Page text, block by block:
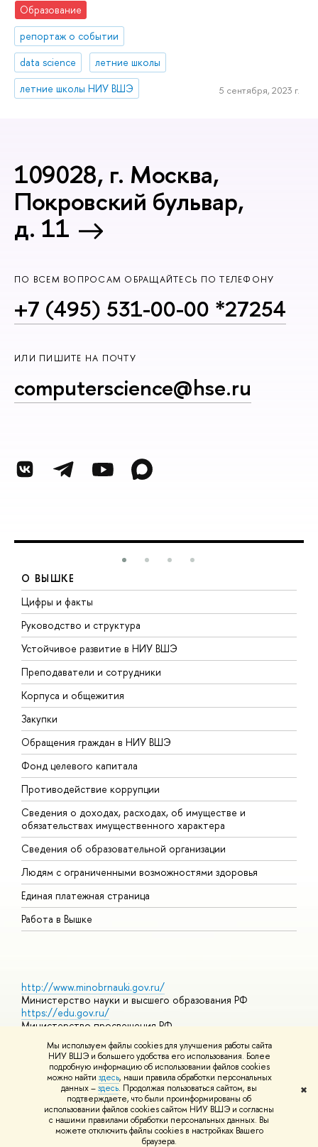
Мы используем файлы cookies для улучшения работы сайта
НИУ ВШЭ и большего удобства его использования. Более
подробную информацию об использовании файлов cookies
можно найти здесь, наши правила обработки персональных
данных –здесь. Продолжая пользоваться сайтом, вы
подтверждаете, что были проинформированы об
использовании файлов cookies сайтом НИУ ВШЭ и согласны
с нашими правилами обработки персональных данных. Вы
можете отключить файлы cookies в настройках Вашего
браузера.
✖
Образование
репортаж о событии
data science
летние школы
летние школы НИУ ВШЭ
5 сентября, 2023 г.
109028, г. Москва,
Покровский бульвар,
д. 11
ПО ВСЕМ ВОПРОСАМ ОБРАЩАЙТЕСЬ ПО ТЕЛЕФОНУ
+7 (495) 531-00-00 *27254
ИЛИ ПИШИТЕ НА ПОЧТУ
computerscience@hse.ru
О ВЫШКЕ
Цифры и факты
Руководство и структура
Устойчивое развитие в НИУ ВШЭ
Преподаватели и сотрудники
Корпуса и общежития
Закупки
Обращения граждан в НИУ ВШЭ
Фонд целевого капитала
Противодействие коррупции
Сведения о доходах, расходах, об имуществе и
обязательствах имущественного характера
Сведения об образовательной организации
Людям с ограниченными возможностями здоровья
Единая платежная страница
Работа в Вышке
http://www.minobrnauki.gov.ru/
Министерство науки и высшего образования РФ
https://edu.gov.ru/
Министерство просвещения РФ
https://elearning.hse.ru/mooc
Массовые открытые онлайн-курсы
© НИУ ВШЭ 1993–2026 Адреса и контактыУсловия
использования материалов Политика конфиденциальности
Шрифты HSE Sans и HSE Slab разработаны вШколе дизайна НИУ